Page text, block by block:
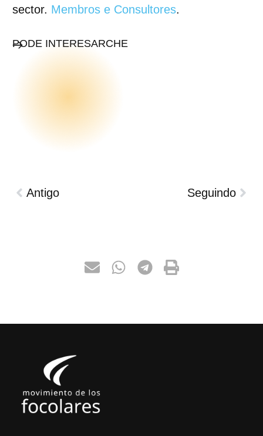
sector. Membros e Consultores.
PODE INTERESARCHE
Antigo Seguindo